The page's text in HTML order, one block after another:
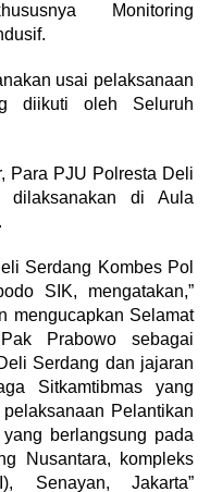
Monitoring
usai pelaksanaan
diikuti oleh Seluruh
Para PJU Polresta Deli
dilaksanakan di Aula
Serdang Kombes Pol
SIK, mengatakan,”
mengucapkan Selamat
Prabowo sebagai
Serdang dan jajaran
Sitkamtibmas yang
Pelantikan
berlangsung pada
Nusantara, kompleks
Senayan, Jakarta”